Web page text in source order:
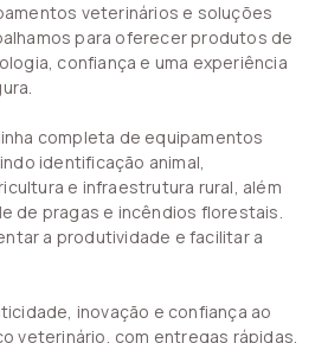
veterinários e soluções
para oferecer produtos de
confiança e uma experiência
completa de equipamentos
identificação animal,
e infraestrutura rural, além
de pragas e incêndios florestais.
a produtividade e facilitar a
inovação e confiança ao
veterinário, com entregas rápidas,